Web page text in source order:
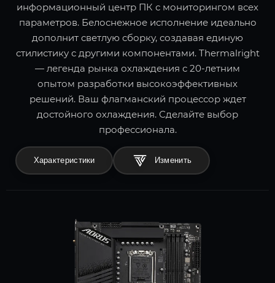
информационный центр ПК с мониторингом всех
параметров. Белоснежное исполнение идеально
дополнит светлую сборку, создавая единую
стилистику с другими компонентами. Thermalright
— легенда рынка охлаждения с 20-летним
опытом разработки высокоэффективных
решений. Ваш флагманский процессор ждет
достойного охлаждения. Сделайте выбор
профессионала.
Характеристики